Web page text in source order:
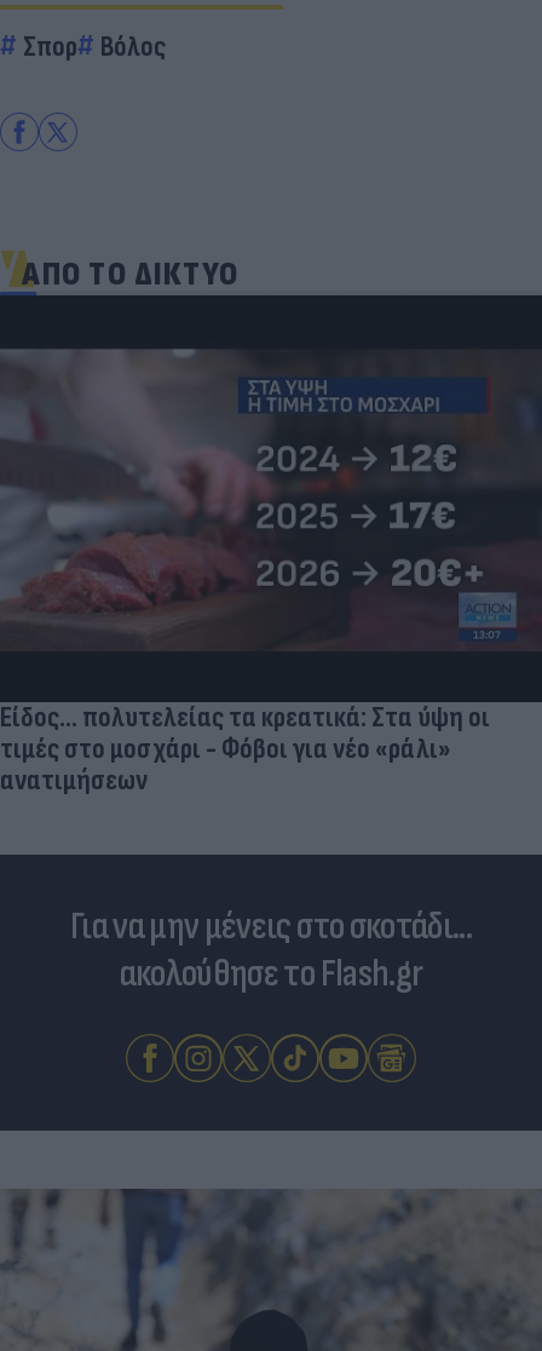
Σπορ Βόλος
ΑΠΟ ΤΟ ΔΙΚΤΥΟ
«Μια θεά για τον θεό» - Η κυρία Μέσι
εντυπωσίασε στο Instagram, την σχολίασε και η
Για να μην μένεις στο σκοτάδι...
ακολούθησε το Flash.gr